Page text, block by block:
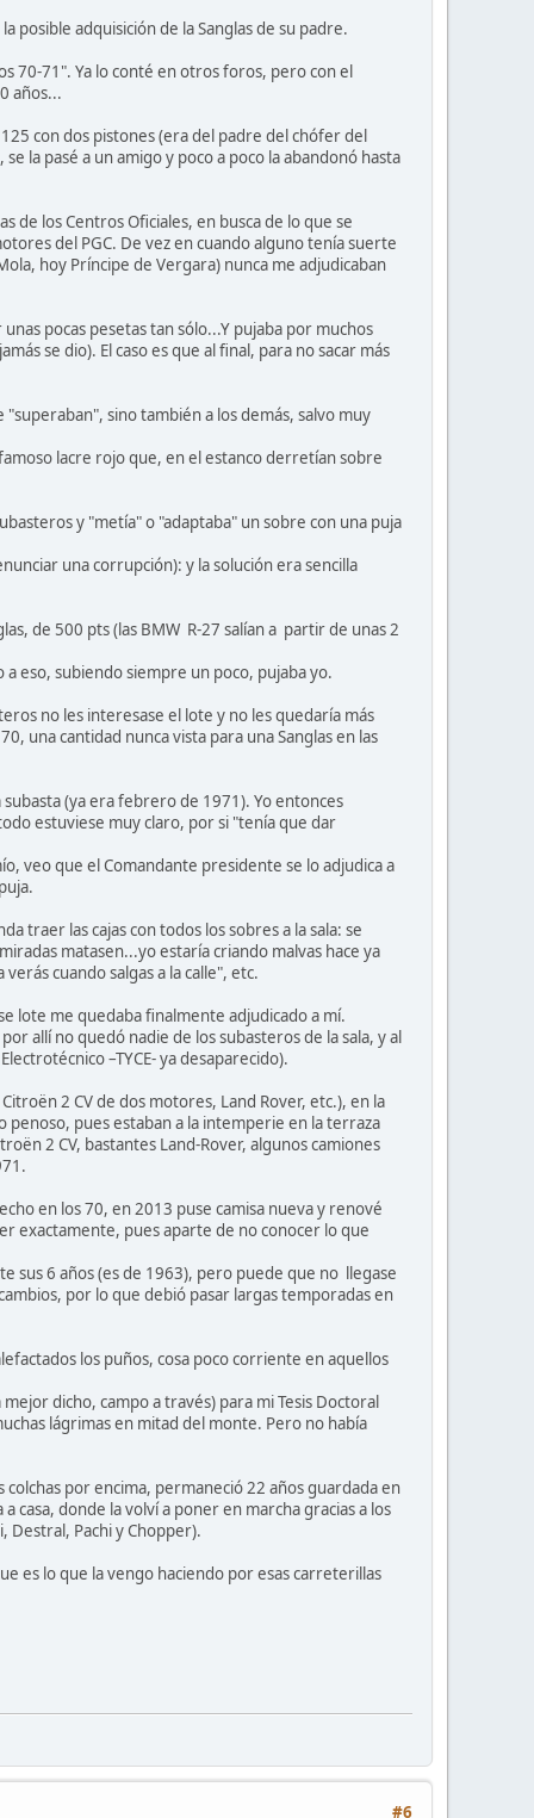
posible adquisición de la Sanglas de su padre.
70-71". Ya lo conté en otros foros, pero con el
años...
con dos pistones (era del padre del chófer del
la pasé a un amigo y poco a poco la abandonó hasta
de los Centros Oficiales, en busca de lo que se
del PGC. De vez en cuando alguno tenía suerte
hoy Príncipe de Vergara) nunca me adjudicaban
pocas pesetas tan sólo...Y pujaba por muchos
se dio). El caso es que al final, para no sacar más
sino también a los demás, salvo muy
lacre rojo que, en el estanco derretían sobre
y "metía" o "adaptaba" un sobre con una puja
una corrupción): y la solución era sencilla
de 500 pts (las BMW R-27 salían a partir de unas 2
a eso, subiendo siempre un poco, pujaba yo.
no les interesase el lote y no les quedaría más
una cantidad nunca vista para una Sanglas en las
(ya era febrero de 1971). Yo entonces
estuviese muy claro, por si "tenía que dar
veo que el Comandante presidente se lo adjudica a
traer las cajas con todos los sobres a la sala: se
matasen...yo estaría criando malvas hace ya
cuando salgas a la calle", etc.
lote me quedaba finalmente adjudicado a mí.
allí no quedó nadie de los subasteros de la sala, y al
–TYCE- ya desaparecido).
2 CV de dos motores, Land Rover, etc.), en la
penoso, pues estaban a la intemperie en la terraza
2 CV, bastantes Land-Rover, algunos camiones
en los 70, en 2013 puse camisa nueva y renové
exactamente, pues aparte de no conocer lo que
sus 6 años (es de 1963), pero puede que no llegase
por lo que debió pasar largas temporadas en
los puños, cosa poco corriente en aquellos
dicho, campo a través) para mi Tesis Doctoral
lágrimas en mitad del monte. Pero no había
por encima, permaneció 22 años guardada en
casa, donde la volví a poner en marcha gracias a los
Destral, Pachi y Chopper).
es lo que la vengo haciendo por esas carreterillas
#6